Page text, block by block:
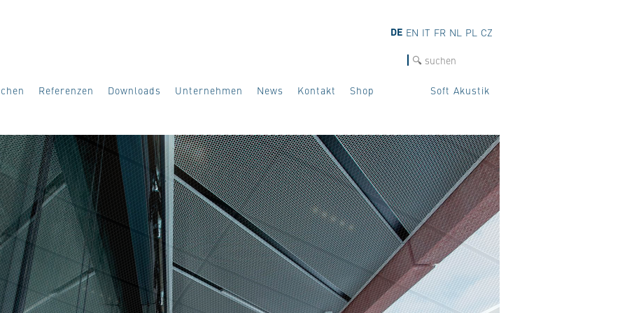
Referenzen Downloads Unternehmen News Kontakt Shop Soft Akustik
DE EN IT FR NL PL CZ